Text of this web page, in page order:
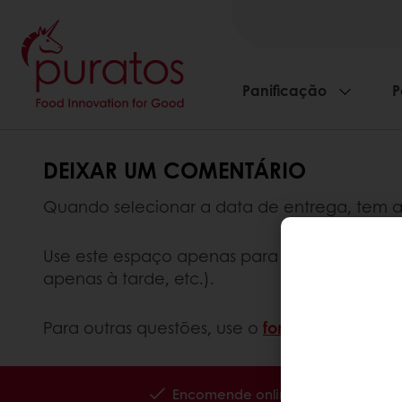
Panificação
DEIXAR UM COMENTÁRIO
Quando selecionar a data de entrega, tem
Use este espaço apenas para comentários
apenas à tarde, etc.).
Para outras questões, use o formulário de
Encomende online 24/7